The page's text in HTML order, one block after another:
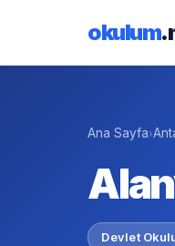
okulum
Ana Sayfa›
Devlet